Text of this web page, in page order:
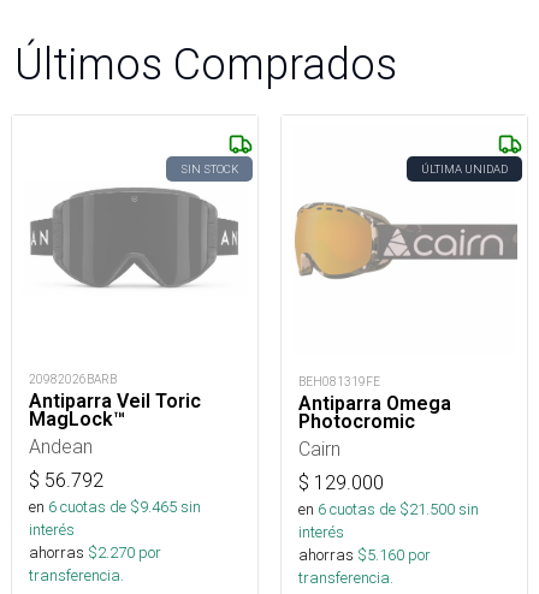
Últimos Comprados
SIN STOCK
20982026BARB
Antiparra Veil Toric
MagLock™
Andean
$ 56.792
en 6cuotas de $9.465sin
interés
ahorras $2.270 por
transferencia.
ÚLTIMA UNIDAD
BEH081319FE
Antiparra Omega
Photocromic
Cairn
$ 129.000
en 6cuotas de $21.500sin
interés
ahorras $5.160 por
transferencia.